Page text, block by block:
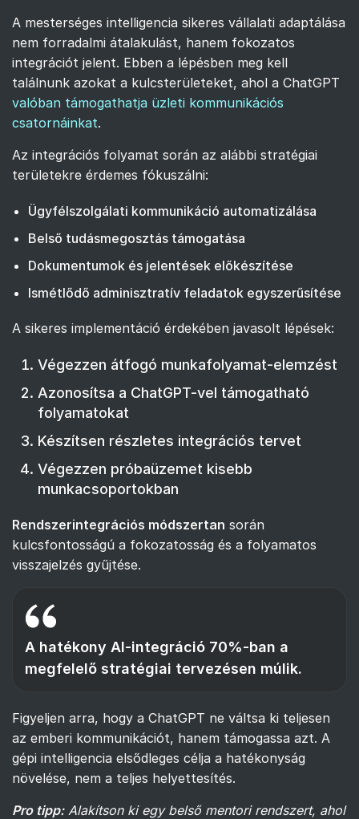
A mesterséges intelligencia sikeres vállalati adaptálása
nem forradalmi átalakulást, hanem fokozatos
integrációt jelent. Ebben a lépésben meg kell
találnunk azokat a kulcsterületeket, ahol a ChatGPT
valóban támogathatja üzleti kommunikációs
csatornáinkat.
Az integrációs folyamat során az alábbi stratégiai
területekre érdemes fókuszálni:
Ügyfélszolgálati kommunikáció automatizálása
Belső tudásmegosztás támogatása
Dokumentumok és jelentések előkészítése
Ismétlődő adminisztratív feladatok egyszerűsítése
A sikeres implementáció érdekében javasolt lépések:
Végezzen átfogó munkafolyamat-elemzést
Azonosítsa a ChatGPT-vel támogatható
folyamatokat
Készítsen részletes integrációs tervet
Végezzen próbaüzemet kisebb
munkacsoportokban
Rendszerintegrációs módszertan során
kulcsfontosságú a fokozatosság és a folyamatos
visszajelzés gyűjtése.
A hatékony AI-integráció 70%-ban a
megfelelő stratégiai tervezésen múlik.
Figyeljen arra, hogy a ChatGPT ne váltsa ki teljesen
az emberi kommunikációt, hanem támogassa azt. A
gépi intelligencia elsődleges célja a hatékonyság
növelése, nem a teljes helyettesítés.
Pro tipp: Alakítson ki egy belső mentori rendszert, ahol